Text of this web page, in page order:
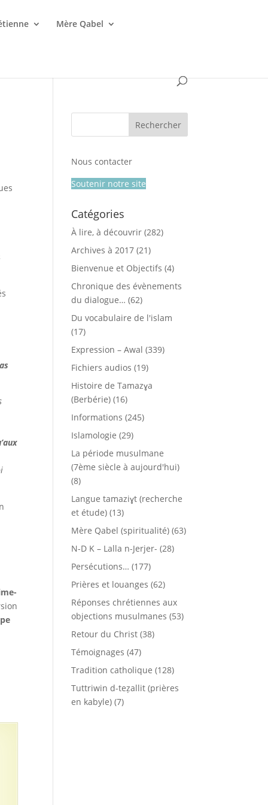
Mère Qabel
Nous contacter
Soutenir notre site
Catégories
À lire, à découvrir (282)
Archives à 2017 (21)
Bienvenue et Objectifs (4)
Chronique des évènements
du dialogue… (62)
Du vocabulaire de l'islam
(17)
Expression – Awal (339)
Fichiers audios (19)
Histoire de Tamazɣa
(Berbérie) (16)
Informations (245)
Islamologie (29)
La période musulmane
(7ème siècle à aujourd'hui)
(8)
Langue tamaziɣt (recherche
et étude) (13)
Mère Qabel (spiritualité) (63)
N-D K – Lalla n-Jerjer- (28)
Persécutions… (177)
Prières et louanges (62)
Réponses chrétiennes aux
objections musulmanes (53)
Retour du Christ (38)
Témoignages (47)
Tradition catholique (128)
Tuttriwin d-teẓallit (prières
en kabyle) (7)